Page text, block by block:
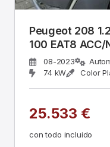
Peugeot 208
100 EAT8 ACC/
08-2023
74 kW
Color
25.533 €
con todo incluido